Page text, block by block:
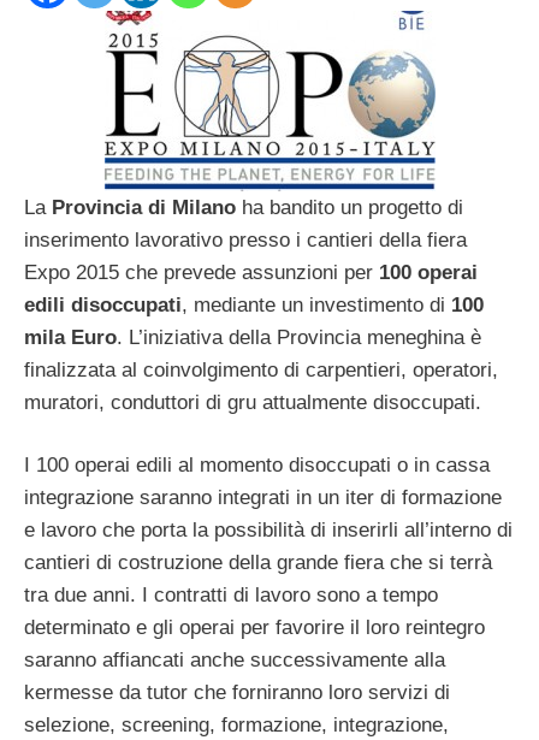
La Provincia di Milano ha bandito un progetto di
inserimento lavorativo presso i cantieri della fiera
Expo 2015 che prevede assunzioni per 100 operai
edili disoccupati, mediante un investimento di 100
mila Euro. L’iniziativa della Provincia meneghina è
finalizzata al coinvolgimento di carpentieri, operatori,
muratori, conduttori di gru attualmente disoccupati.
I 100 operai edili al momento disoccupati o in cassa
integrazione saranno integrati in un iter di formazione
e lavoro che porta la possibilità di inserirli all’interno di
cantieri di costruzione della grande fiera che si terrà
tra due anni. I contratti di lavoro sono a tempo
determinato e gli operai per favorire il loro reintegro
saranno affiancati anche successivamente alla
kermesse da tutor che forniranno loro servizi di
selezione, screening, formazione, integrazione,